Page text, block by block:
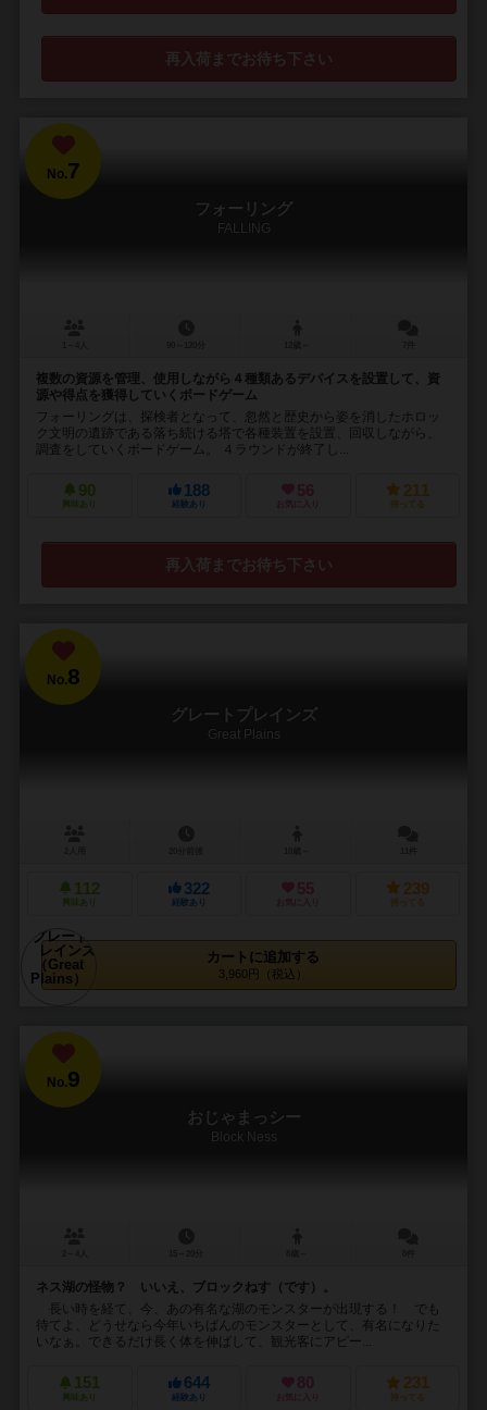
再入荷までお待ち下さい
No.7
フォーリング
FALLING
複数の資源を管理、使用しながら４種類あるデバイスを設置して、資
源や得点を獲得していくボードゲーム
フォーリングは、探検者となって、忽然と歴史から姿を消したホロッ
ク文明の遺跡である落ち続ける塔で各種装置を設置、回収しながら、
調査をしていくボードゲーム。 ４ラウンドが終了し...
90
興味あり
188
経験あり
56
お気に入り
211
持ってる
再入荷までお待ち下さい
No.8
グレートプレインズ
Great Plains
112
興味あり
322
経験あり
55
お気に入り
239
持ってる
カートに追加する
3,960円（税込）
No.9
おじゃまっシー
Block Ness
ネス湖の怪物？ いいえ、ブロックねす（です）。
長い時を経て、今、あの有名な湖のモンスターが出現する！ でも
待てよ、どうせなら今年いちばんのモンスターとして、有名になりた
いなぁ。できるだけ長く体を伸ばして、観光客にアピー...
151
興味あり
644
経験あり
80
お気に入り
231
持ってる